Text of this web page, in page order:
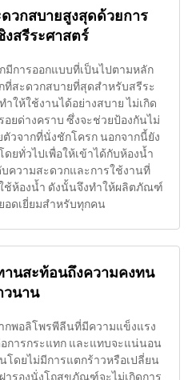
วกสบายสูงสุดด้วยการ
งสรีระศาสตร์
มีการออกแบบที่เป็นไปตามหลัก
ที่สะดวกสบายที่สุดสำหรับสรีระ
ให้ใช้งานได้อย่างสบาย ไม่เกิด
อยด่างคราบ ซึ่งจะช่วยป้องกันไม่
วจากที่นั่งชักโครก นอกจากนี้ยัง
ยทั่วไปเพื่อให้เข้าได้กับห้องน้ำ
ความสะดวกและการใช้งานที่
ช้ห้องน้ำ ดังนั้นจึงทำให้ผลิตภัณฑ์
อดเยี่ยมสำหรับทุกคน
นสะท้อนถึงความคงทน
วนาน
พอลิโพรพีลีนที่มีความแข็งแรง
การกระแทก และแทบจะแน่นอน
โดยไม่มีการแตกร้าวหรือเปลี่ยน
ารองนั่งโถสุขภัณฑ์จะไม่เกิดการ